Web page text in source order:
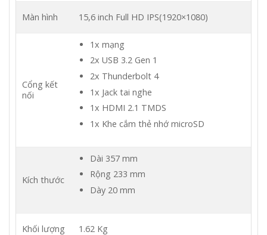
Màn hình 15,6 inch Full HD IPS(1920×1080)
Cổng kết
nối
1x mạng
2x USB 3.2 Gen 1
2x Thunderbolt 4
1x Jack tai nghe
1x HDMI 2.1 TMDS
1x Khe cắm thẻ nhớ microSD
Kích thước
Dài 357 mm
Rộng 233 mm
Dày 20 mm
Khối lượng 1.62 Kg